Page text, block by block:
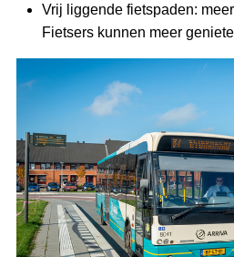
Vrij liggende fietspaden:
Fietsers kunnen meer